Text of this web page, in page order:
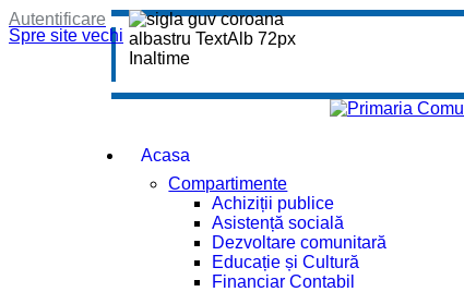
Spre site vechi
Autentificare
Acasa
Compartimente
Achiziții publice
Asistență socială
Dezvoltare comunitară
Educație și Cultură
Financiar Contabil